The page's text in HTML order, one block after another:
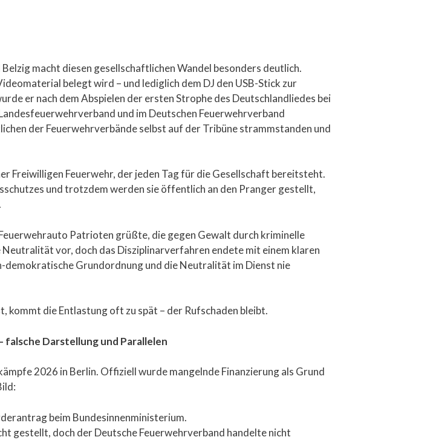
macht diesen gesellschaftlichen Wandel besonders deutlich.
belegt wird – und lediglich dem DJ den USB-Stick zur
er nach dem Abspielen der ersten Strophe des Deutschlandliedes bei
und im Deutschen Feuerwehrverband
der Feuerwehrverbände selbst auf der Tribüne strammstanden und
Freiwilligen Feuerwehr, der jeden Tag für die Gesellschaft bereitsteht.
und trotzdem werden sie öffentlich an den Pranger gestellt,
Patrioten grüßte, die gegen Gewalt durch kriminelle
vor, doch das Disziplinarverfahren endete mit einem klaren
demokratische Grundordnung und die Neutralität im Dienst nie
kommt die Entlastung oft zu spät – der Rufschaden bleibt.
Darstellung und Parallelen
2026 in Berlin. Offiziell wurde mangelnde Finanzierung als Grund
beim Bundesinnenministerium.
gestellt, doch der Deutsche Feuerwehrverband handelte nicht